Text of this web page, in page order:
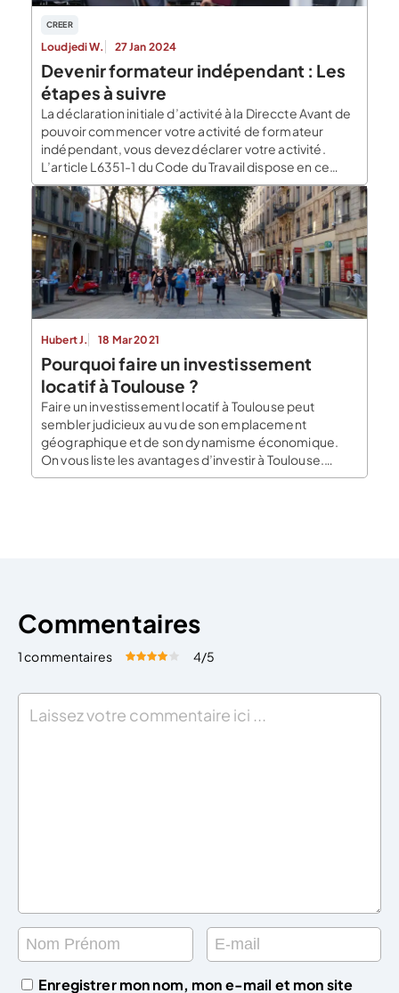
CREER
Loudjedi W. 27 Jan 2024
Devenir formateur indépendant : Les
étapes à suivre
La déclaration initiale d’activité à la Direccte Avant de
pouvoir commencer votre activité de formateur
indépendant, vous devez déclarer votre activité.
L’article L6351-1 du Code du Travail dispose en ce
sens que toute personne réalisant une activité de
formateur doit déposer « auprès de l’autorité
administrative une déclaration d’activité, dès la
conclusion de la première convention de […]
Hubert J. 18 Mar 2021
Pourquoi faire un investissement
locatif à Toulouse ?
Faire un investissement locatif à Toulouse peut
sembler judicieux au vu de son emplacement
géographique et de son dynamisme économique.
On vous liste les avantages d’investir à Toulouse.
Toulouse : une ville dynamique économiquement
Commentaires
1 commentaires Évaluez cet article:
4/5
Enregistrer mon nom, mon e-mail et mon site